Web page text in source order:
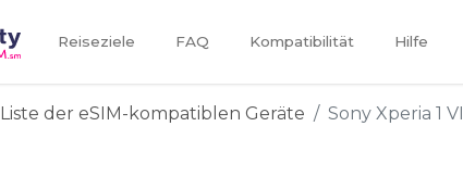
Reiseziele FAQ Kompatibilität Hilfe
Liste der eSIM-kompatiblen Geräte Sony Xperia 1 VI